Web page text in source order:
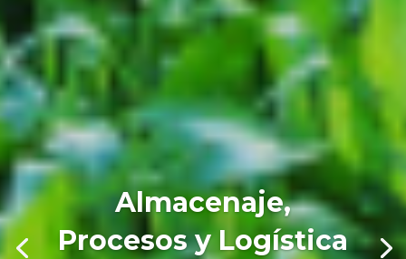
Almacenaje,
Procesos y Logística